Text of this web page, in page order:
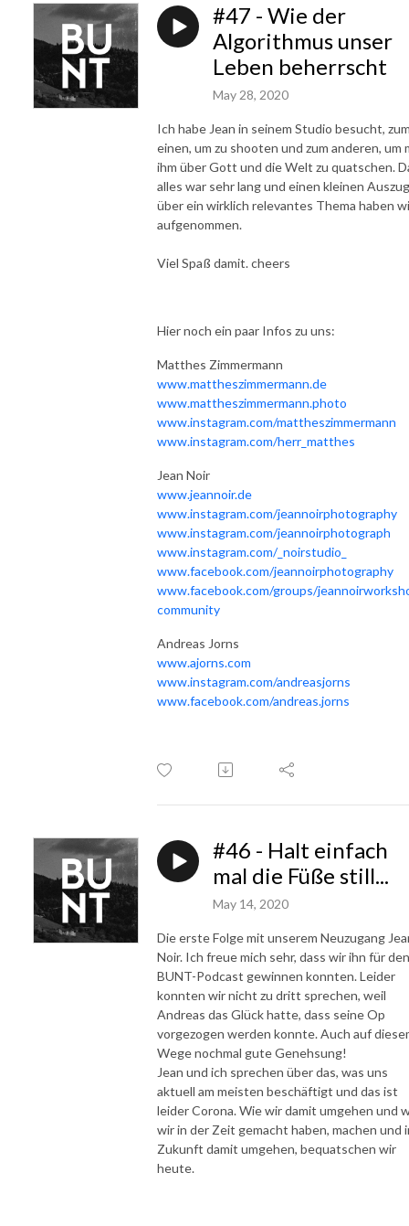
#47 - Wie der
Algorithmus unser
Leben beherrscht
May 28, 2020
Ich habe Jean in seinem Studio besucht,
einen, um zu shooten und zum anderen, um
ihm über Gott und die Welt zu quatschen.
alles war sehr lang und einen kleinen Auszug
über ein wirklich relevantes Thema haben
aufgenommen.
Viel Spaß damit. cheers
Hier noch ein paar Infos zu uns:
Matthes Zimmermann
www.mattheszimmermann.de
www.mattheszimmermann.photo
www.instagram.com/mattheszimmermann
www.instagram.com/herr_matthes
Jean Noir
www.jeannoir.de
www.instagram.com/jeannoirphotography
www.instagram.com/jeannoirphotograph
www.instagram.com/_noirstudio_
www.facebook.com/jeannoirphotography
www.facebook.com/groups/
community
Andreas Jorns
www.ajorns.com
www.instagram.com/andreasjorns
www.facebook.com/andreas.jorns
#46 - Halt einfach
mal die Füße still...
May 14, 2020
Die erste Folge mit unserem Neuzugang
Noir. Ich freue mich sehr, dass wir ihn für den
BUNT-Podcast gewinnen konnten. Leider
konnten wir nicht zu dritt sprechen, weil
Andreas das Glück hatte, dass seine Op
vorgezogen werden konnte. Auch auf
Wege nochmal gute Genehsung!
Jean und ich sprechen über das, was uns
aktuell am meisten beschäftigt und das ist
leider Corona. Wie wir damit umgehen und
wir in der Zeit gemacht haben, machen und
Zukunft damit umgehen, bequatschen wir
heute.